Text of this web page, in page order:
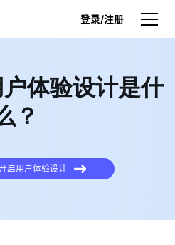
登录/注册
体验设计是什
？
启用户体验设计